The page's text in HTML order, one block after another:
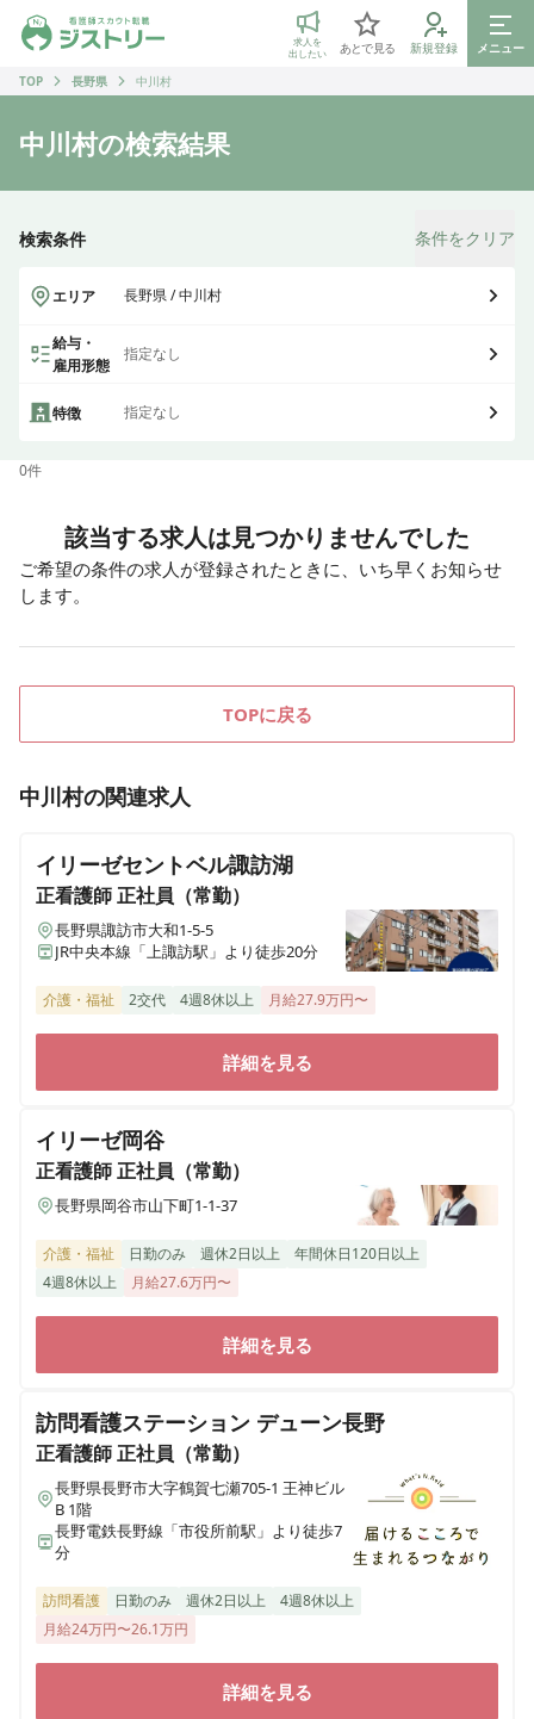
ジストリー 看護師の転職マッチング
求人を
出したい
あとで見る 新規登録
メニュー
TOP
長野県 中川村
中川村の検索結果
検索条件 条件をクリア
エリア 長野県 / 中川村
給与・
雇用形態
指定なし
特徴 指定なし
0件
該当する求人は見つかりませんでした
ご希望の条件の求人が登録されたときに、いち早くお知らせ
します。
TOPに戻る
中川村の関連求人
イリーゼセントベル諏訪湖
正看護師正社員（常勤）
長野県諏訪市大和1-5-5
JR中央本線「上諏訪駅」より徒歩20分
介護・福祉 2交代 4週8休以上 月給27.9万円〜
詳細を見る
イリーゼ岡谷
正看護師正社員（常勤）
長野県岡谷市山下町1-1-37
介護・福祉 日勤のみ 週休2日以上
年間休日120日以上
4週8休以上
月給27.6万円〜
詳細を見る
訪問看護ステーション デューン長野
正看護師正社員（常勤）
長野県長野市大字鶴賀七瀬705-1 王神ビル
B 1階
長野電鉄長野線「市役所前駅」より徒歩7
分
訪問看護 日勤のみ 週休2日以上
4週8休以上
月給24万円〜26.1万円
詳細を見る